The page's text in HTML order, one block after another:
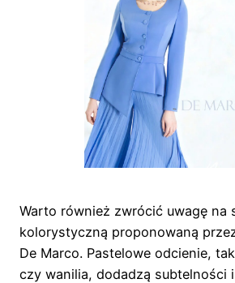
Warto również zwrócić uwagę na
kolorystyczną proponowaną
De Marco. Pastelowe odcienie,
czy wanilia, dodadzą subtelności